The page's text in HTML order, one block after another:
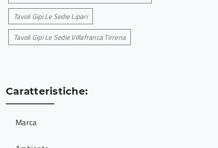
Tavoli Gipi Le Sedie Lipari
Tavoli Gipi Le Sedie Villafranca Tirrena
Caratteristiche:
Marca